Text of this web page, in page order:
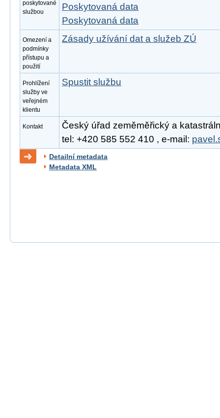
poskytované
službou
Poskytovaná data
Poskytovaná data
Omezení a
podmínky
přístupu a
použití
Zásady užívání dat a služeb ZÚ
Prohlížení
služby ve
veřejném
klientu
Spustit službu
Kontakt
Český úřad zeměměřický a
tel: +420 585 552 410 , e-mail:
Detailní metadata
Metadata XML